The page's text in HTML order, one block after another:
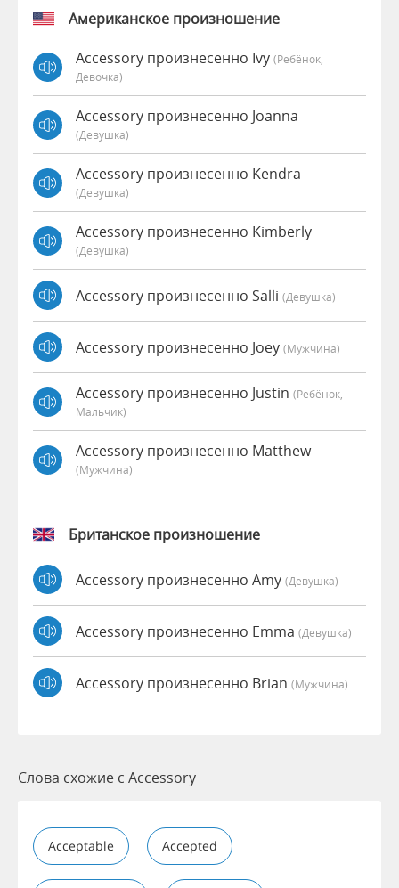
Американское произношение
Accessory произнесенно Ivy (Ребёнок,
Девочка)
Accessory произнесенно Joanna
(девушка)
Accessory произнесенно Kendra
(девушка)
Accessory произнесенно Kimberly
(девушка)
Accessory произнесенно Salli (девушка)
Accessory произнесенно Joey (мужчина)
Accessory произнесенно Justin (Ребёнок,
Мальчик)
Accessory произнесенно Matthew
(мужчина)
Британское произношение
Accessory произнесенно Amy (девушка)
Accessory произнесенно Emma (девушка)
Accessory произнесенно Brian (мужчина)
Слова схожие с Accessory
Acceptable Accepted